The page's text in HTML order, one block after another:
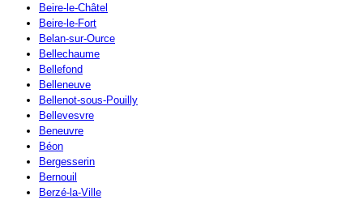
Beire-le-Châtel
Beire-le-Fort
Belan-sur-Ource
Bellechaume
Bellefond
Belleneuve
Bellenot-sous-Pouilly
Bellevesvre
Beneuvre
Béon
Bergesserin
Bernouil
Berzé-la-Ville